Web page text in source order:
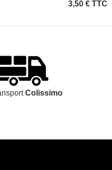
3,50 € TTC
Colissimo